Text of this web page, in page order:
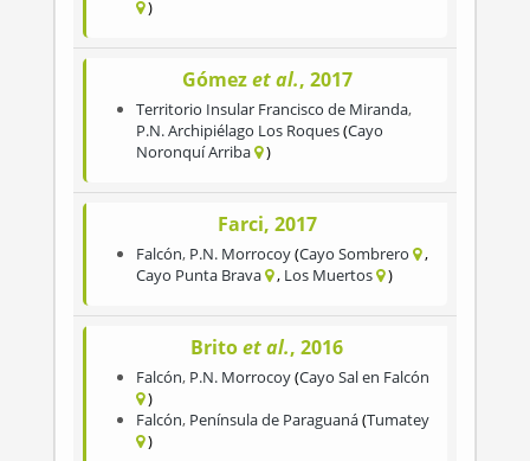
Gómezet al., 2017
Territorio Insular Francisco de Miranda,
P.N. Archipiélago Los Roques Cayo
Noronquí Arriba
Farci, 2017
Falcón, P.N. Morrocoy Cayo Sombrero
Cayo Punta Brava
Los Muertos
Britoet al., 2016
Falcón, P.N. Morrocoy Cayo Sal en Falcón
Falcón, Península de Paraguaná Tumatey